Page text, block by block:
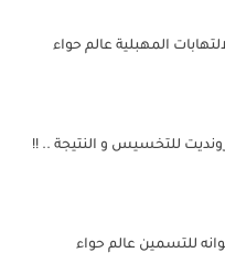
المهبلية عالم حواء
للتخسيس و النتيجة .. !!
للتسمين عالم حواء